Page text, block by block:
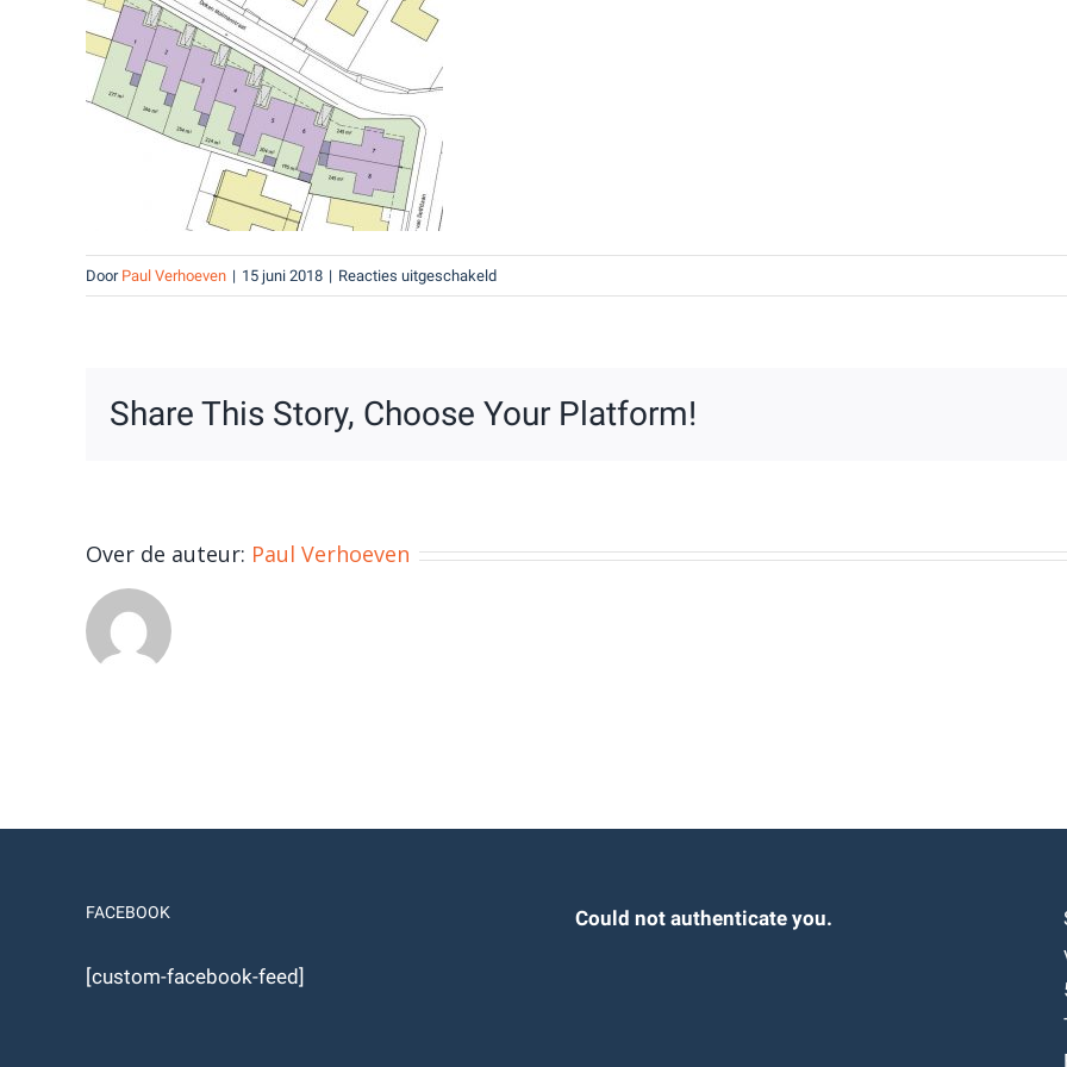
Door Paul Verhoeven | 15 juni 2018 | Reacties uitgeschakeldvoor
4
Share This Story, Choose Your Platform!
Over de auteur: Paul Verhoeven
FACEBOOK
[custom-facebook-feed]
Could not authenticate you.